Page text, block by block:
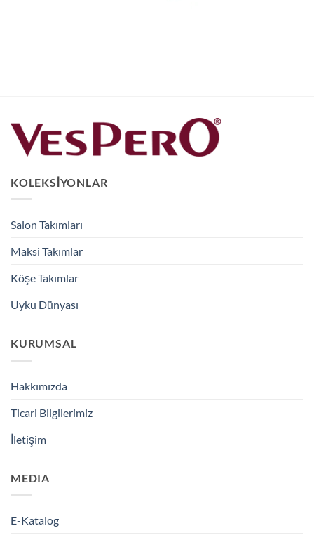
KOLEKSIYONLAR
Salon Takımları
Maksi Takımlar
Köşe Takımlar
Uyku Dünyası
KURUMSAL
Hakkımızda
Ticari Bilgilerimiz
İletişim
MEDIA
E-Katalog